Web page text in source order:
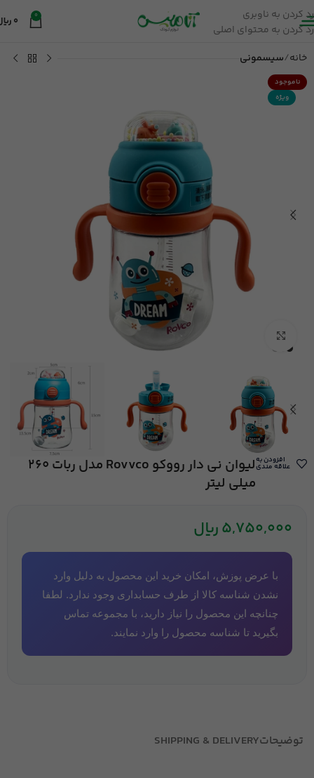
رد کردن به ناوبری
رد کردن به محتوای اصلی
0
0
خانه سیسمونی
ناموجود
ویژه
افزودن به
علاقه مندی
لیوان نی دار رووکو Rovvco مدل ربات 260
میلی لیتر
5,750,000ریال
با عرض پوزش، امکان خرید این محصول به دلیل وارد
نشدن شناسه کالا از طرف حسابداری وجود ندارد. لطفا
چنانچه این محصول را نیاز دارید، با مجموعه تماس
بگیرید تا شناسه محصول را وارد نمایند.
توضیحاتSHIPPING & DELIVERY